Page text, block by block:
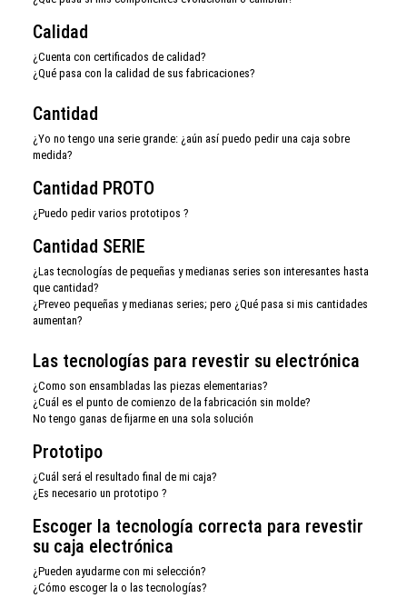
Calidad
¿Cuenta con certificados de calidad?
¿Qué pasa con la calidad de sus fabricaciones?
Cantidad
¿Yo no tengo una serie grande: ¿aún así puedo pedir una caja sobre
medida?
Cantidad PROTO
¿Puedo pedir varios prototipos ?
Cantidad SERIE
¿Las tecnologías de pequeñas y medianas series son interesantes hasta
que cantidad?
¿Preveo pequeñas y medianas series; pero ¿Qué pasa si mis cantidades
aumentan?
Las tecnologías para revestir su electrónica
¿Como son ensambladas las piezas elementarias?
¿Cuál es el punto de comienzo de la fabricación sin molde?
No tengo ganas de fijarme en una sola solución
Prototipo
¿Cuál será el resultado final de mi caja?
¿Es necesario un prototipo ?
Escoger la tecnología correcta para revestir
su caja electrónica
¿Pueden ayudarme con mi selección?
¿Cómo escoger la o las tecnologías?